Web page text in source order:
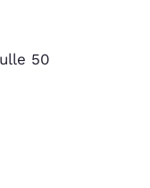
50